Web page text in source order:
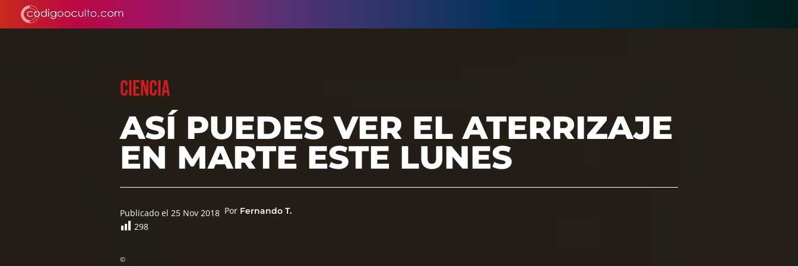
CIENCIA
ASÍ PUEDES VER EL ATERRIZAJE
EN MARTE ESTE LUNES
Publicado el 25 Nov 2018 Por Fernando T.
298
©